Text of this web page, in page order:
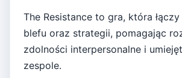
The Resistance to gra, która
blefu oraz strategii, pomagając
zdolności interpersonalne i
zespole.